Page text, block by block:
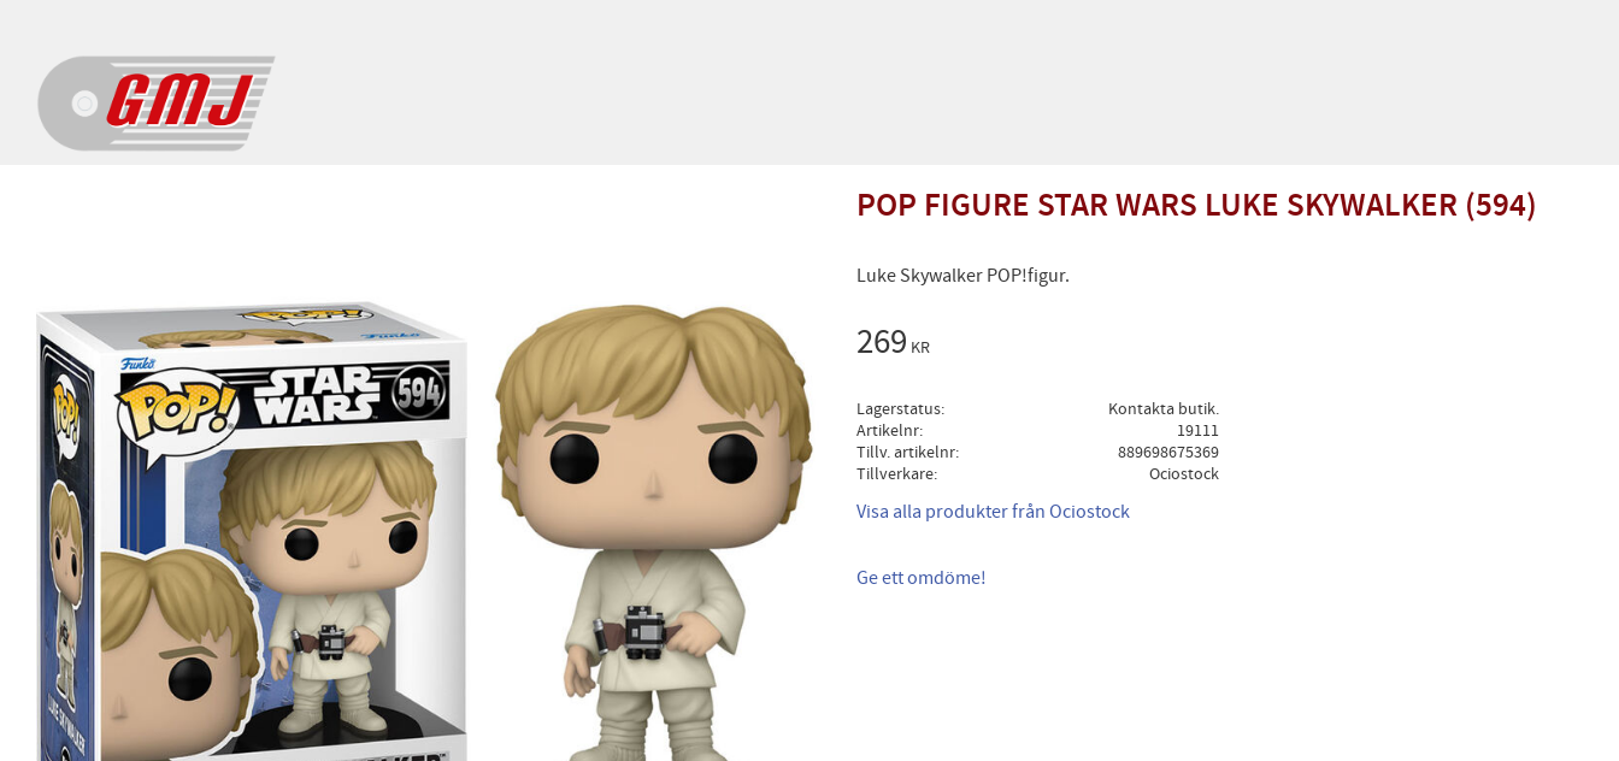
POP FIGURE STAR WARS LUKE SKYWALKER (594)
Luke Skywalker POP!figur.
269 KR
Lagerstatus
Kontakta butik.
Artikelnr
19111
Tillv. artikelnr
889698675369
Tillverkare
Ociostock
Visa alla produkter från Ociostock
Ge ett omdöme!